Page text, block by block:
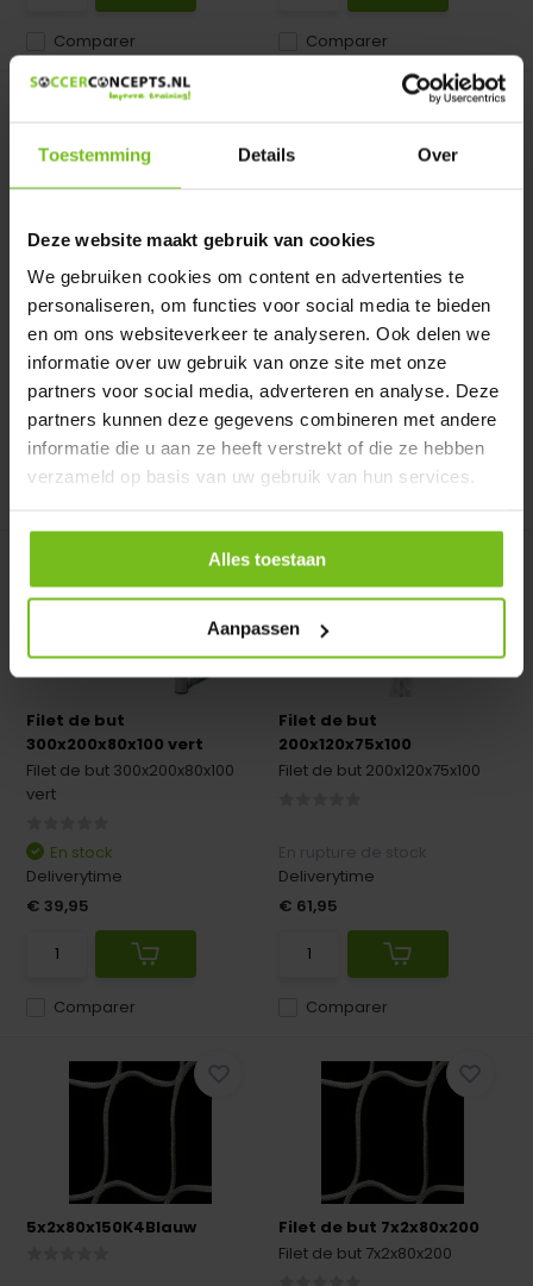
Toestemming Details Over
Deze website maakt gebruik van cookies
We gebruiken cookies om content en advertenties te
personaliseren, om functies voor social media te bieden
en om ons websiteverkeer te analyseren. Ook delen we
informatie over uw gebruik van onze site met onze
partners voor social media, adverteren en analyse. Deze
partners kunnen deze gegevens combineren met andere
informatie die u aan ze heeft verstrekt of die ze hebben
verzameld op basis van uw gebruik van hun services.
Alles toestaan
Aanpassen
Comparer Comparer
Doelnet 7x2x80x200
En stock
Deliverytime
€ 108,95
Filet de but 3x1x0,6x0,8
En stock
Deliverytime
€ 62,99
Filet de but
300x200x80x100 vert
Filet de but 300x200x80x100
vert
Comparer
En stock
Deliverytime
€ 39,95
Filet de but
200x120x75x100
Filet de but 200x120x75x100
Comparer
Deliverytime
€ 61,95
5x2x80x150K4Blauw
Filet de but 7x2x80x200
Filet de but 7x2x80x200